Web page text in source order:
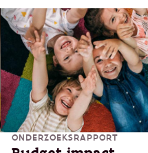
ONDERZOEKSRAPPORT